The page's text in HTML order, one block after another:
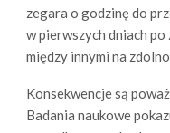
zegara o godzinę do
w pierwszych dniach po
między innymi na
Konsekwencje są
Badania naukowe